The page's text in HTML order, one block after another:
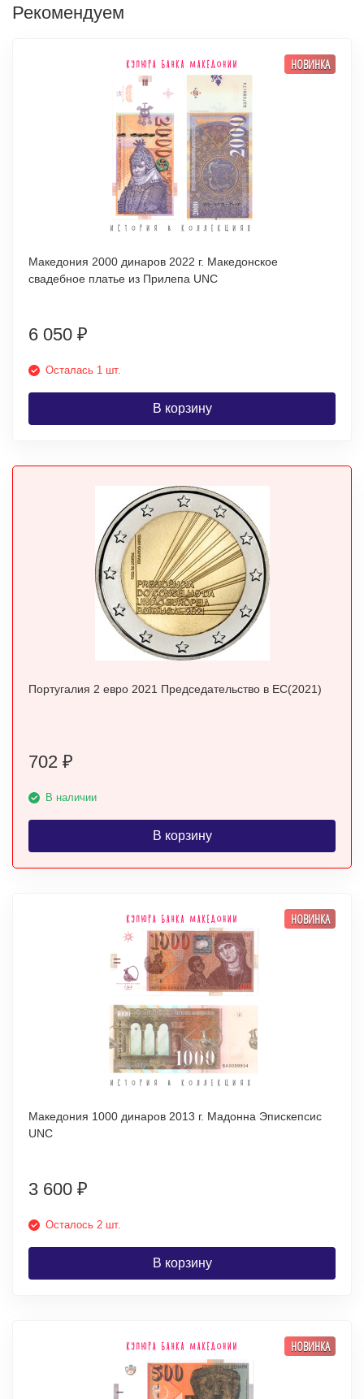
Рекомендуем
НОВИНКА
Македония 2000 динаров 2022 г. Македонское
свадебное платье из Прилепа UNC
6 050 ₽
Осталась 1 шт.
В корзину
Португалия 2 евро 2021 Председательство в ЕС(2021)
702 ₽
В наличии
В корзину
НОВИНКА
Македония 1000 динаров 2013 г. Мадонна Эпискепсис
UNC
3 600 ₽
Осталось 2 шт.
В корзину
НОВИНКА